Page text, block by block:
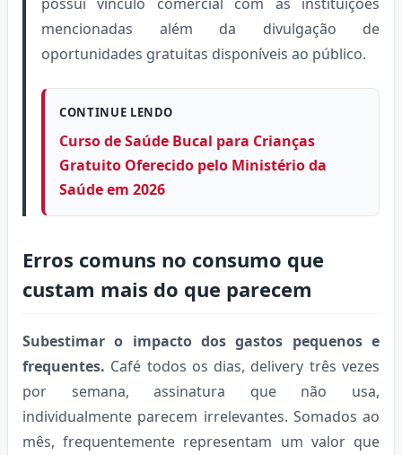
mencionadas além da divulgação de
oportunidades gratuitas disponíveis ao público.
CONTINUE LENDO
Curso de Saúde Bucal para Crianças
Gratuito Oferecido pelo Ministério da
Saúde em 2026
Erros comuns no consumo que
custam mais do que parecem
Subestimar o impacto dos gastos pequenos e
frequentes. Café todos os dias, delivery três vezes
por semana, assinatura que não usa,
individualmente parecem irrelevantes. Somados ao
mês, frequentemente representam um valor que